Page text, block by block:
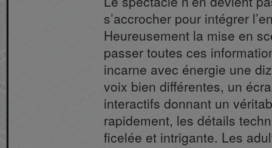
s’accrocher pour intégrer
Heureusement la mise en
passer toutes ces
incarne avec énergie une
voix bien différentes, un
interactifs donnant un
rapidement, les détails
ficelée et intrigante. Les